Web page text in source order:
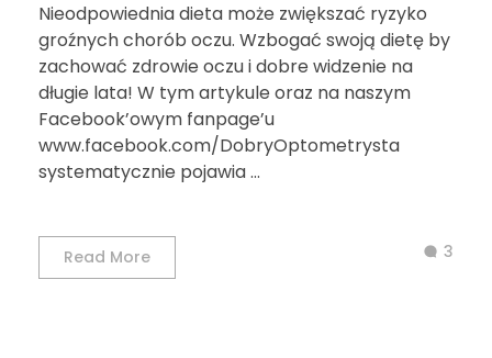
Nieodpowiednia dieta może zwiększać ryzyko
groźnych chorób oczu. Wzbogać swoją dietę by
zachować zdrowie oczu i dobre widzenie na
długie lata! W tym artykule oraz na naszym
Facebook’owym fanpage’u
www.facebook.com/DobryOptometrysta
systematycznie pojawia ...
Read More 3